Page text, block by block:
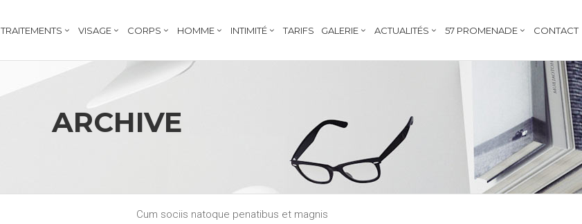
TRAITEMENTS VISAGE CORPS HOMME INTIMITÉ TARIFS GALERIE ACTUALITÉS 57 PROMENADE CONTACT
ARCHIVE
Cum sociis natoque penatibus et magnis